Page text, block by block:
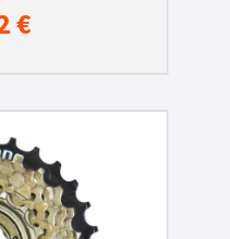
€